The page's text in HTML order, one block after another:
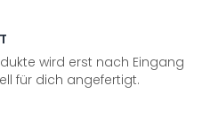
wird erst nach Eingang
für dich angefertigt.